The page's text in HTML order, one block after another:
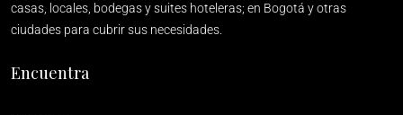
casas, locales, bodegas y suites hoteleras; en Bogotá y otras
ciudades para cubrir sus necesidades.
Encuentra